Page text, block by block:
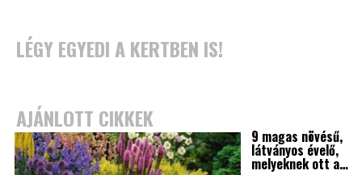
LÉGY EGYEDI A KERTBEN IS!
AJÁNLOTT CIKKEK
9 magas növésű,
látványos évelő,
melyeknek ott a…